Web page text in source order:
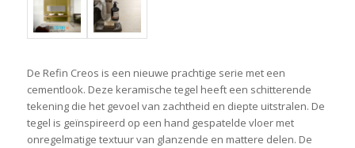
De Refin Creos is een nieuwe prachtige serie met een
cementlook. Deze keramische tegel heeft een schitterende
tekening die het gevoel van zachtheid en diepte uitstralen. De
tegel is geïnspireerd op een hand gespatelde vloer met
onregelmatige textuur van glanzende en mattere delen. De